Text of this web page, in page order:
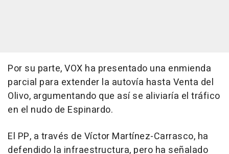
Por su parte, VOX ha presentado una enmienda
parcial para extender la autovía hasta Venta del
Olivo, argumentando que así se aliviaría el tráfico
en el nudo de Espinardo.
El PP, a través de Víctor Martínez-Carrasco, ha
defendido la infraestructura, pero ha señalado